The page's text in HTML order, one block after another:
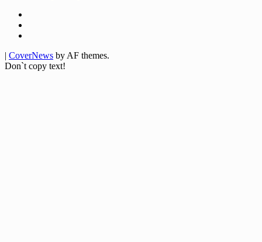
| CoverNews by AF themes.
Don`t copy text!